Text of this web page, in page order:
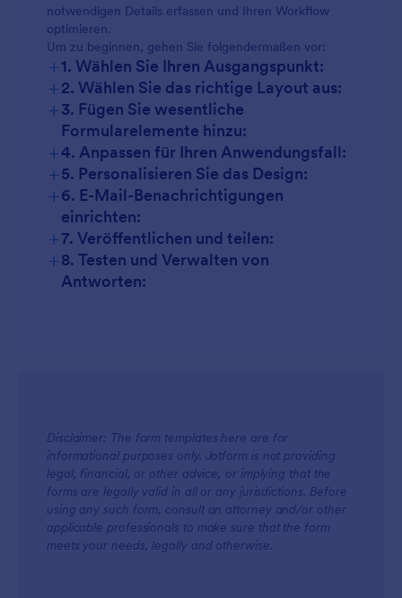
Produktfotografie-Bestellungen:
Fotoabzug-Bestellungen:
Druckaufträge:
notwendigen Details erfassen und Ihren Workflow
optimieren.
Um zu beginnen, gehen Sie folgendermaßen vor:
+1. Wählen Sie Ihren Ausgangspunkt:
+2. Wählen Sie das richtige Layout aus:
+3. Fügen Sie wesentliche
Formularelemente hinzu:
+4. Anpassen für Ihren Anwendungsfall:
+5. Personalisieren Sie das Design:
+6. E-Mail-Benachrichtigungen
einrichten:
+7. Veröffentlichen und teilen:
+8. Testen und Verwalten von
Antworten:
Disclaimer: The form templates here are for
informational purposes only. Jotform is not providing
legal, financial, or other advice, or implying that the
forms are legally valid in all or any jurisdictions. Before
using any such form, consult an attorney and/or other
applicable professionals to make sure that the form
meets your needs, legally and otherwise.